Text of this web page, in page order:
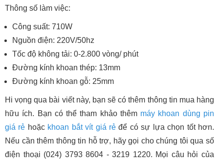
Thông số làm việc:
Công suất: 710W
Nguồn điện: 220V/50hz
Tốc độ không tải: 0-2.800 vòng/ phút
Đường kính khoan thép: 13mm
Đường kính khoan gỗ: 25mm
Hi vọng qua bài viết này, bạn sẽ có thêm thông tin mua hàng
hữu ích. Bạn có thể tham khảo thêm máy khoan dùng pin
giá rẻ hoặc khoan bắt vít giá rẻ để có sự lựa chọn tốt hơn.
Nếu cần thêm thông tin hỗ trợ, hãy gọi cho chúng tôi qua số
điện thoại (024) 3793 8604 - 3219 1220. Mọi câu hỏi của